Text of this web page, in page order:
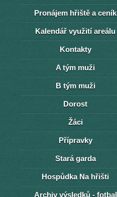
Pronájem hřiště a ceník
Kalendář využití areálu
Kontakty
A tým muži
B tým muži
Dorost
Žáci
Přípravky
Stará garda
Hospůdka Na hřišti
Archiv výsledků - fotbal